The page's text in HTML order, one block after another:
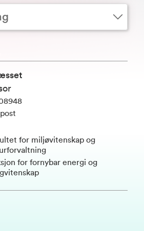
for miljøvitenskap og
for fornybar energi og